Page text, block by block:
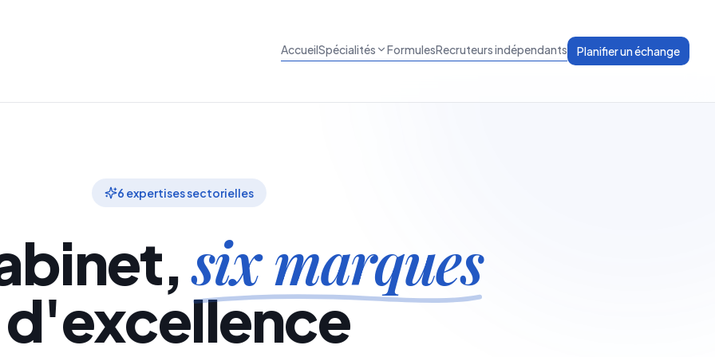
AccueilSpécialités FormulesRecruteurs indépendants Planifier un échange
6 expertises sectorielles
six marques
d'excellence